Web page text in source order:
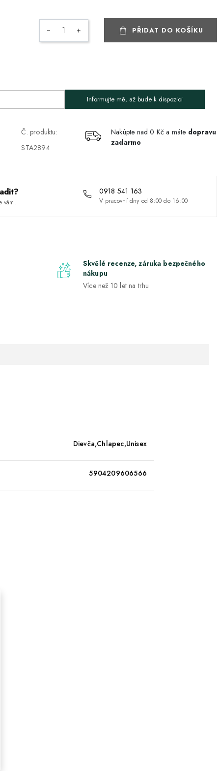
ZDARMA
ZDARMA
− + PŘIDAT DO KOŠÍKU
Informujte mě, až bude k dispozici
Č. produktu:
STA2894
Nakúpte nad 0 Kč a máte dopravu
zadarmo
vám.
0918 541 163
V pracovní dny od 8:00 do 16:00
Skvělé recenze, záruka bezpečného
nákupu
Více než 10 let na trhu
Dievča,Chlapec,Unisex
5904209606566